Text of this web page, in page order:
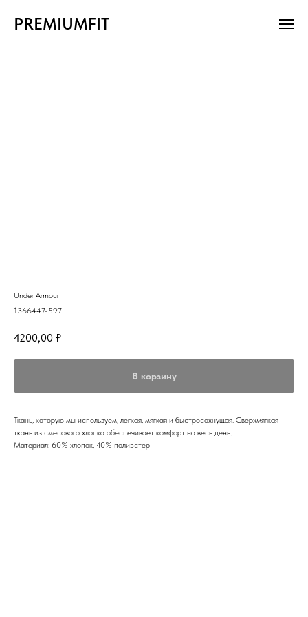
PREMIUMFIT
Under Armour
1366447-597
4200,00 ₽
В корзину
Ткань, которую мы используем, легкая, мягкая и быстросохнущая. Сверхмягкая
ткань из смесового хлопка обеспечивает комфорт на весь день.
Материал: 60% хлопок, 40% полиэстер